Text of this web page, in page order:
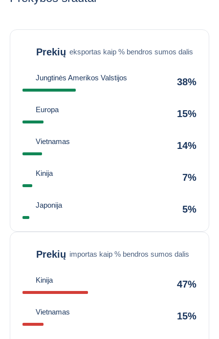
Prekių eksportas kaip % bendros sumos dalis
Jungtinės Amerikos Valstijos 38%
Europa 15%
Vietnamas 14%
Kinija 7%
Japonija 5%
Prekių importas kaip % bendros sumos dalis
Kinija 47%
Vietnamas 15%